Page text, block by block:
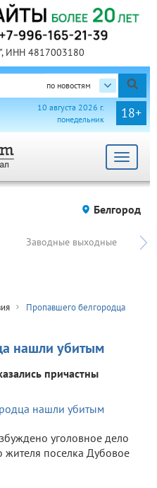
ИНН 4817003180
по новостям
18+
10 августа 2026 г.
понедельник
Toggle
Белгород
Заводные выходные
Пропавшего белгородца
нашли убитым
причастны
уголовное дело
жителя поселка Дубовое